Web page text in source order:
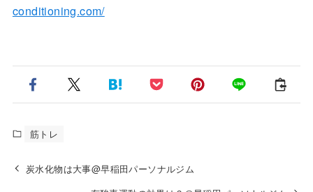
conditioning.com/
筋トレ
炭水化物は大事@早稲田パーソナルジム